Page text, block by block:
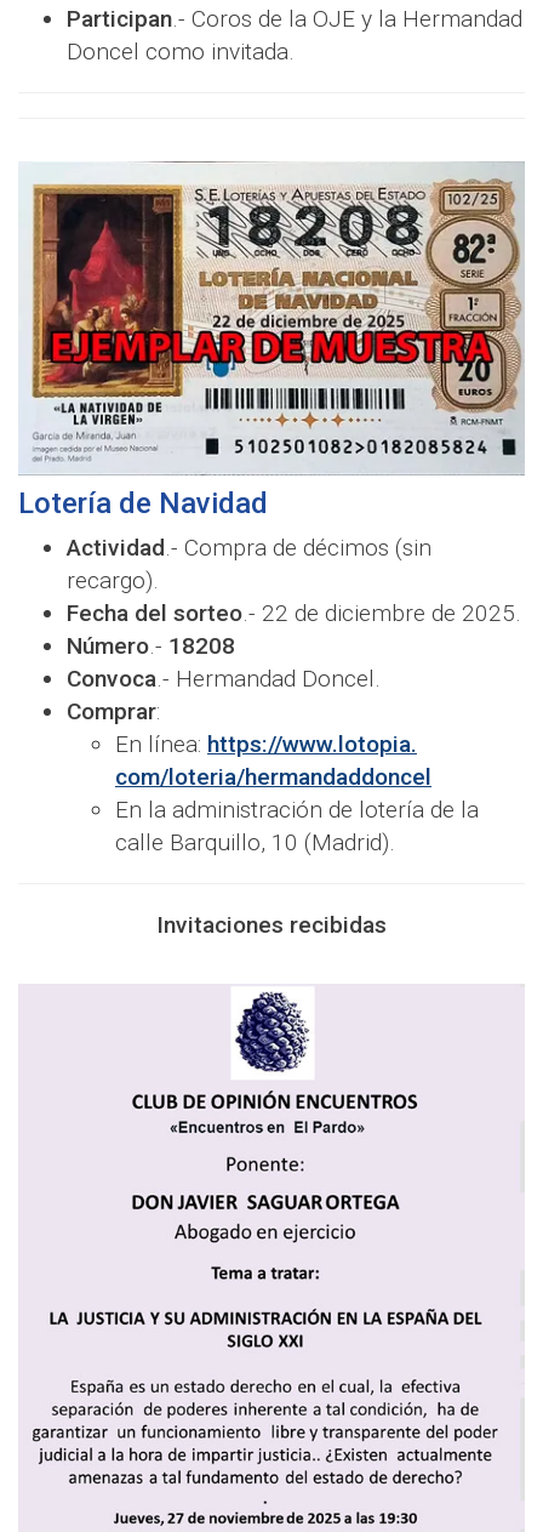
Participan.- Coros de la OJE y la Hermandad
Doncel como invitada.
Lotería de Navidad
Actividad.- Compra de décimos (sin
recargo).
Fecha del sorteo.- 22 de diciembre de 2025.
Número.- 18208
Convoca.- Hermandad Doncel.
Comprar:
En línea: https://www.lotopia.
com/loteria/hermandaddoncel
En la administración de lotería de la
calle Barquillo, 10 (Madrid).
Invitaciones recibidas